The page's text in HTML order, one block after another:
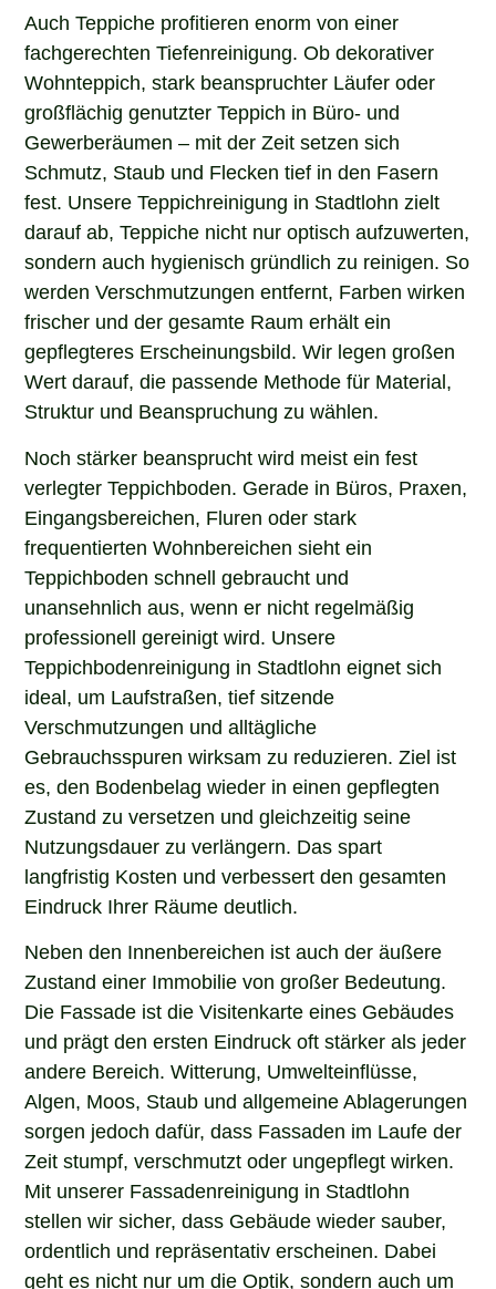
Auch Teppiche profitieren enorm von einer
fachgerechten Tiefenreinigung. Ob dekorativer
Wohnteppich, stark beanspruchter Läufer oder
großflächig genutzter Teppich in Büro- und
Gewerberäumen – mit der Zeit setzen sich
Schmutz, Staub und Flecken tief in den Fasern
fest. Unsere Teppichreinigung in Stadtlohn zielt
darauf ab, Teppiche nicht nur optisch aufzuwerten,
sondern auch hygienisch gründlich zu reinigen. So
werden Verschmutzungen entfernt, Farben wirken
frischer und der gesamte Raum erhält ein
gepflegteres Erscheinungsbild. Wir legen großen
Wert darauf, die passende Methode für Material,
Struktur und Beanspruchung zu wählen.
Noch stärker beansprucht wird meist ein fest
verlegter Teppichboden. Gerade in Büros, Praxen,
Eingangsbereichen, Fluren oder stark
frequentierten Wohnbereichen sieht ein
Teppichboden schnell gebraucht und
unansehnlich aus, wenn er nicht regelmäßig
professionell gereinigt wird. Unsere
Teppichbodenreinigung in Stadtlohn eignet sich
ideal, um Laufstraßen, tief sitzende
Verschmutzungen und alltägliche
Gebrauchsspuren wirksam zu reduzieren. Ziel ist
es, den Bodenbelag wieder in einen gepflegten
Zustand zu versetzen und gleichzeitig seine
Nutzungsdauer zu verlängern. Das spart
langfristig Kosten und verbessert den gesamten
Eindruck Ihrer Räume deutlich.
Neben den Innenbereichen ist auch der äußere
Zustand einer Immobilie von großer Bedeutung.
Die Fassade ist die Visitenkarte eines Gebäudes
und prägt den ersten Eindruck oft stärker als jeder
andere Bereich. Witterung, Umwelteinflüsse,
Algen, Moos, Staub und allgemeine Ablagerungen
sorgen jedoch dafür, dass Fassaden im Laufe der
Zeit stumpf, verschmutzt oder ungepflegt wirken.
Mit unserer Fassadenreinigung in Stadtlohn
stellen wir sicher, dass Gebäude wieder sauber,
ordentlich und repräsentativ erscheinen. Dabei
geht es nicht nur um die Optik, sondern auch um